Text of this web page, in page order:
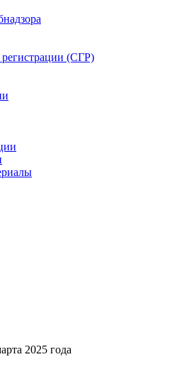
регистрации (СГР)
2025 года